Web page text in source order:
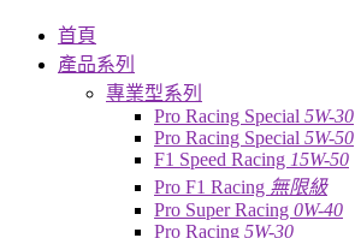
首頁
產品系列
專業型系列
Pro Racing Special 5W-30
Pro Racing Special 5W-50
F1 Speed Racing 15W-50
Pro F1 Racing 無限級
Pro Super Racing 0W-40
Pro Racing 5W-30